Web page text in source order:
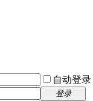
自动登录
登录